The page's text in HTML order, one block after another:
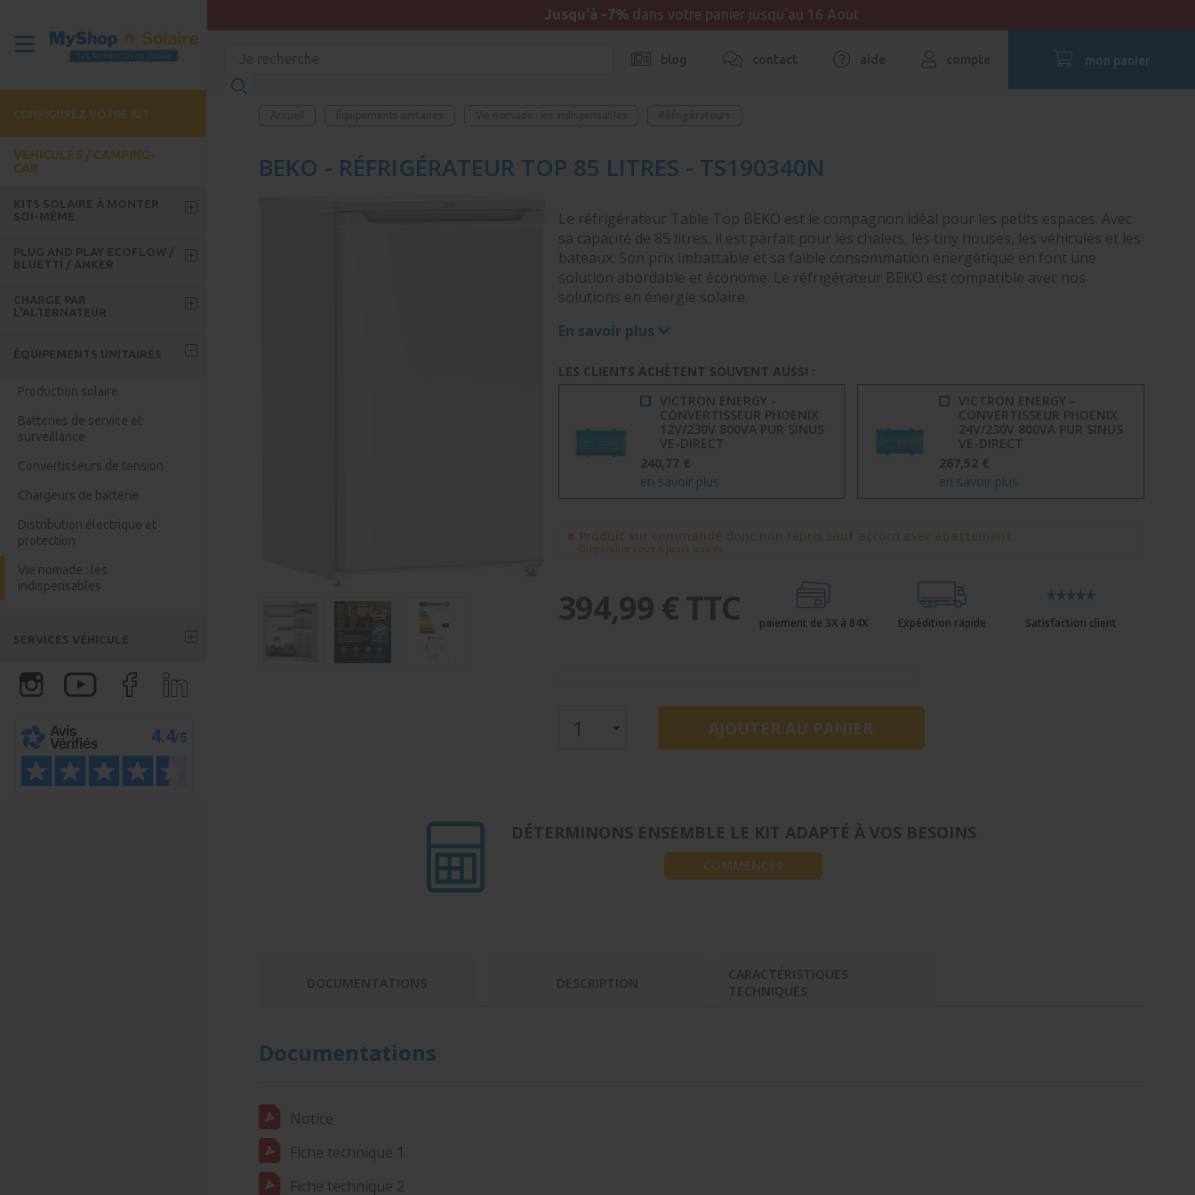
Jusqu'à -7%dans votre panier jusqu'au 16 Aout
blog contact aide compte mon panier
CONFIGUREZ VOTRE KIT
VÉHICULES / CAMPING-
CAR
Batteries Bluetti
Kits solaire Bluetti
Accessoires Bluetti
Batteries Anker
Batterie Anker
Batterie Jackery
Coupleur séparateur
Chargeur Booster DC/DC
Production solaire
Batteries de service et
surveillance
Convertisseurs de tension
Chargeurs de batterie
Distribution électrique et
protection
Vie nomade : les
indispensables
Partenaires aménageurs
Certivan - Homologation VASP
BEKO - RÉFRIGÉRATEUR TOP 85 LITRES - TS190340N
Le réfrigérateur Table Top BEKO est le compagnon idéal pour les petits espaces. Avec
sa capacité de 85 litres, il est parfait pour les chalets, les tiny houses, les véhicules et les
bateaux. Son prix imbattable et sa faible consommation énergétique en font une
solution abordable et économe. Le réfrigérateur BEKO est compatible avec nos
solutions en énergie solaire.
En savoir plus
LES CLIENTS ACHÈTENT SOUVENT AUSSI :
VICTRON ENERGY -
CONVERTISSEUR PHOENIX
12V/230V 800VA PUR SINUS
VE-DIRECT
240,77 €
en savoir plus
VICTRON ENERGY -
CONVERTISSEUR PHOENIX
24V/230V 800VA PUR SINUS
VE-DIRECT
267,52 €
en savoir plus
Produit sur commande donc non repris sauf accord avec abattement
Disponible sous 6 jours ouvrés
394,99 € TTC paiement de 3X à 84X Expédition rapide Satisfaction client
DÉTERMINONS ENSEMBLE LE KIT ADAPTÉ À VOS BESOINS
COMMENCER
DOCUMENTATIONS DESCRIPTION
CARACTÉRISTIQUES
TECHNIQUES
Documentations
Notice
Fiche technique 1
Fiche technique 2